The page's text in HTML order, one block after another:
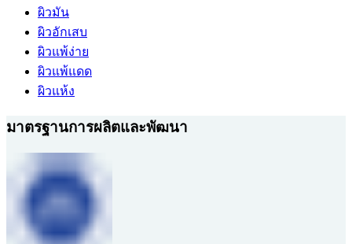
ผิวมัน
ผิวอักเสบ
ผิวแพ้ง่าย
ผิวแพ้แดด
ผิวแห้ง
มาตรฐานการผลิตและพัฒนา